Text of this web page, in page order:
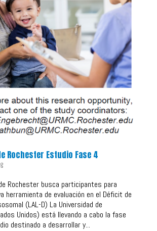
Rochester Estudio Fase 4
Rochester busca participantes para
herramienta de evaluación en el Déficit de
(LAL-D) La Universidad de
Unidos) está llevando a cabo la fase
destinado a desarrollar y...